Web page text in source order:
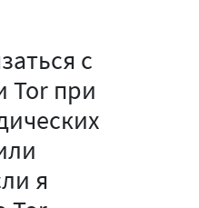
с
Tor при
я